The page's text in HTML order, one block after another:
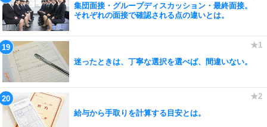
集団面接・グループディスカッション・最終面接。
それぞれの面接で確認される点の違いとは。
迷ったときは、丁寧な選択を選べば、間違いない。
給与から手取りを計算する目安とは。